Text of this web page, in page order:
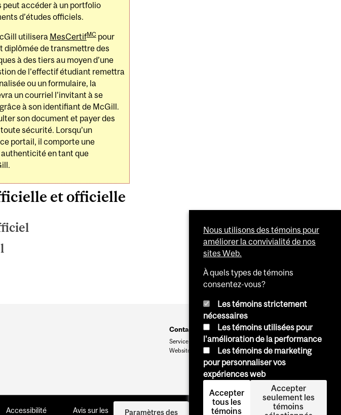
accéder à un portfolio
d’études officiels.
utilisera MesCertifMCpour
diplômée de transmettre des
à des tiers au moyen d’une
de l’effectif étudiant remettra
ou un formulaire, la
un courriel l’invitant à se
à son identifiant de McGill.
son document et payer des
sécurité. Lorsqu’un
portail, il comporte une
en tant que
et officielle
Contact Us
Service Point
Website Feedback
Accessibilité Avis sur les Paramètres des Se
Nous utilisons des témoins pour
améliorer la convivialité de nos
sites Web.
À quels types de témoins
consentez-vous?
Les témoins strictement
nécessaires
Les témoins utilisées pour
l'amélioration de la performance
Les témoins de marketing
pour personnaliser vos
expériences web
Accepter
tous les
témoins
Accepter
seulement les
témoins